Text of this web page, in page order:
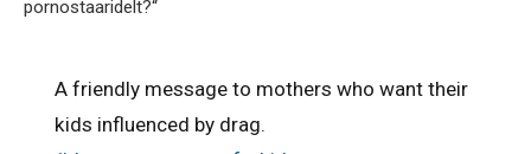
pornostaaridelt?“
A friendly message to mothers who want their
kids influenced by drag.